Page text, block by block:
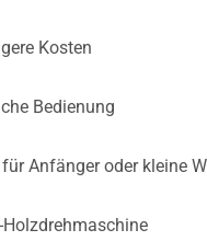
Kosten
Bedienung
Anfänger oder kleine
Holzdrehmaschine